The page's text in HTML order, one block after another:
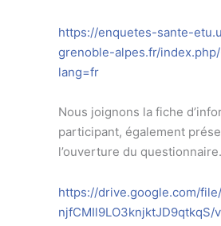
https://enquetes-sante-
grenoble-alpes.fr/
lang=fr
Nous joignons la fiche
participant, également
l’ouverture du questionnaire.
https://drive.google.com/file/
njfCMIl9LO3knjktJD9qtkqS/